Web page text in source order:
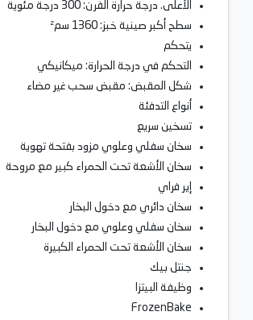
الأعلى. درجة حرارة الفرن: 300 درجة مئوية
سطح أكبر صينية خبز: 1360 سم²
يتحكم
التحكم في درجة الحرارة: ميكانيكي
شكل المقبض: مقبض سحب غير مضاء
أنواع التدفئة
تسخين سريع
سخان سفلي وعلوي مزود بفتحة تهوية
سخان الأشعة تحت الحمراء كبير مع مروحة
إير فراي
سخان دائري مع دخول البخار
سخان سفلي وعلوي مع دخول البخار
سخان الأشعة تحت الحمراء الكبيرة
جنتل بيك
وظيفة البيتزا
FrozenBake